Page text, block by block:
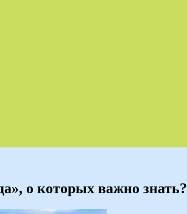
о которых важно знать?